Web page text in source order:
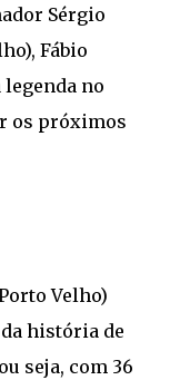
Sérgio
Fábio
legenda no
os próximos
Velho)
história de
seja, com 36